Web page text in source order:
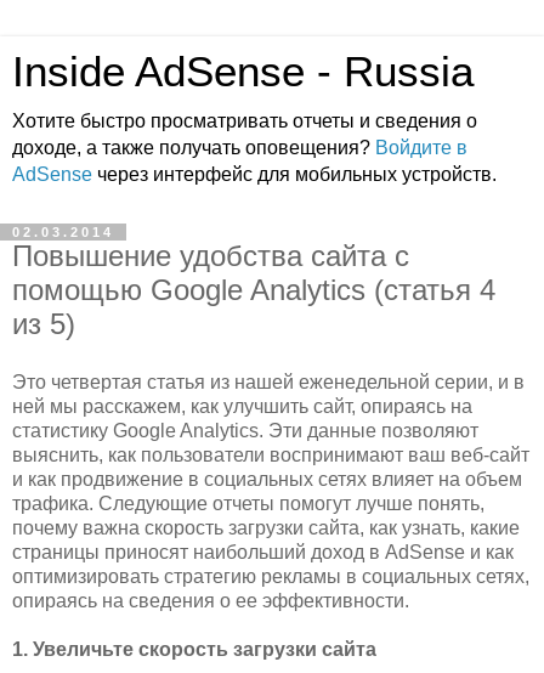
Inside AdSense - Russia
Хотите быстро просматривать отчеты и сведения о
доходе, а также получать оповещения? Войдите в
AdSense через интерфейс для мобильных устройств.
02.03.2014
Повышение удобства сайта с
помощью Google Analytics (статья 4
из 5)
Это четвертая статья из нашей еженедельной серии, и в
ней мы расскажем, как улучшить сайт, опираясь на
статистику Google Analytics. Эти данные позволяют
выяснить, как пользователи воспринимают ваш веб-сайт
и как продвижение в социальных сетях влияет на объем
трафика. Следующие отчеты помогут лучше понять,
почему важна скорость загрузки сайта, как узнать, какие
страницы приносят наибольший доход в AdSense и как
оптимизировать стратегию рекламы в социальных сетях,
опираясь на сведения о ее эффективности.
1. Увеличьте скорость загрузки сайта